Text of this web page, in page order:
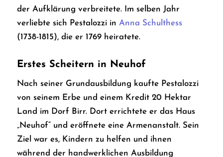
der Aufklärung verbreitete. Im selben Jahr
verliebte sich Pestalozzi in Anna Schulthess
(1738-1815), die er 1769 heiratete.
Erstes Scheitern in Neuhof
Nach seiner Grundausbildung kaufte Pestalozzi
von seinem Erbe und einem Kredit 20 Hektar
Land im Dorf Birr. Dort errichtete er das Haus
„Neuhof“ und eröffnete eine Armenanstalt. Sein
Ziel war es, Kindern zu helfen und ihnen
während der handwerklichen Ausbildung